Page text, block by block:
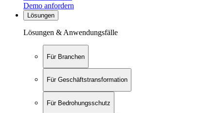
Demo anfordern
Lösungen
Lösungen & Anwendungsfälle
Für Branchen
Für Geschäftstransformation
Für Bedrohungsschutz